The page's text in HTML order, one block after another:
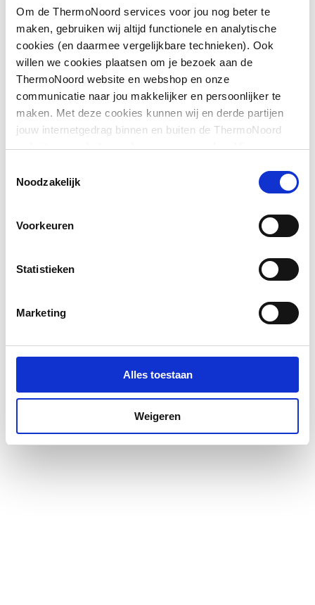
Om de ThermoNoord services voor jou nog beter te
maken, gebruiken wij altijd functionele en analytische
cookies (en daarmee vergelijkbare technieken). Ook
willen we cookies plaatsen om je bezoek aan de
ThermoNoord website en webshop en onze
communicatie naar jou makkelijker en persoonlijker te
maken. Met deze cookies kunnen wij en derde partijen
jouw internetgedrag binnen en buiten de ThermoNoord
website en webshop volgen en verzamelen. Hiermee
communicatie aan jouw interesses aan. We slaan je
Noodzakelijk
Voorkeuren
Statistieken
Marketing
Alles toestaan
Weigeren
op douchebak
Geschikt voor montage
op tegelvloer
Ja
Geschikt voor
nismontage
Nee
Inbouwbreedte deur
Kleur profiel
Profiel Profielarm
Profielglans Mat
Downloads
Sfeerbeeldimage/jpeg,372 KB
Exploded_viewimage/jpeg,24 KB